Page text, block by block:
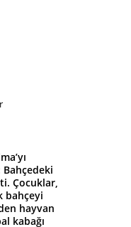
Çocuklar,
bahçeyi
hayvan
kabağı